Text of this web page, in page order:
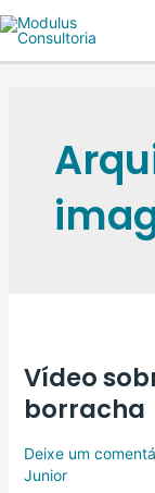
para
Vídeo
borracha
Deixe um
Junior
a
história
da